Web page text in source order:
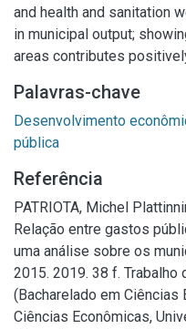
and health and sanitation
in municipal output;
areas contributes
Palavras-chave
Desenvolvimento
pública
Referência
PATRIOTA, Michel
Relação entre gastos
uma análise sobre os
2015. 2019. 38 f. Trabalho
(Bacharelado em
Ciências Econômicas,